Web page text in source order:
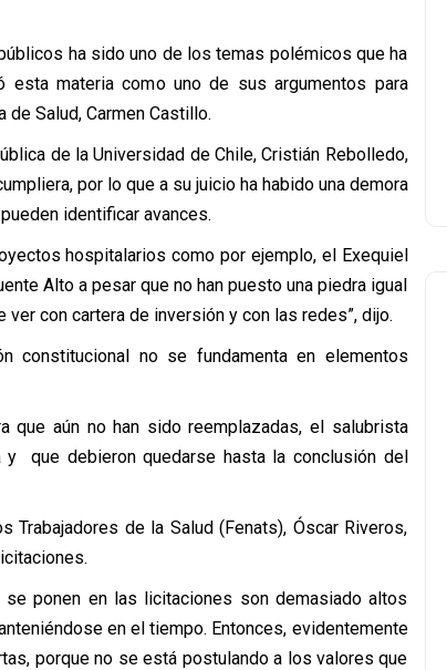
ha sido uno de los temas polémicos que ha
esta materia como uno de sus argumentos para
Salud, Carmen Castillo.
de la Universidad de Chile, Cristián Rebolledo,
por lo que a su juicio ha habido una demora
identificar avances.
hospitalarios como por ejemplo, el Exequiel
Alto a pesar que no han puesto una piedra igual
con cartera de inversión y con las redes”, dijo.
constitucional no se fundamenta en elementos
aún no han sido reemplazadas, el salubrista
que debieron quedarse hasta la conclusión del
Trabajadores de la Salud (Fenats), Óscar Riveros,
ponen en las licitaciones son demasiado altos
en el tiempo. Entonces, evidentemente
porque no se está postulando a los valores que